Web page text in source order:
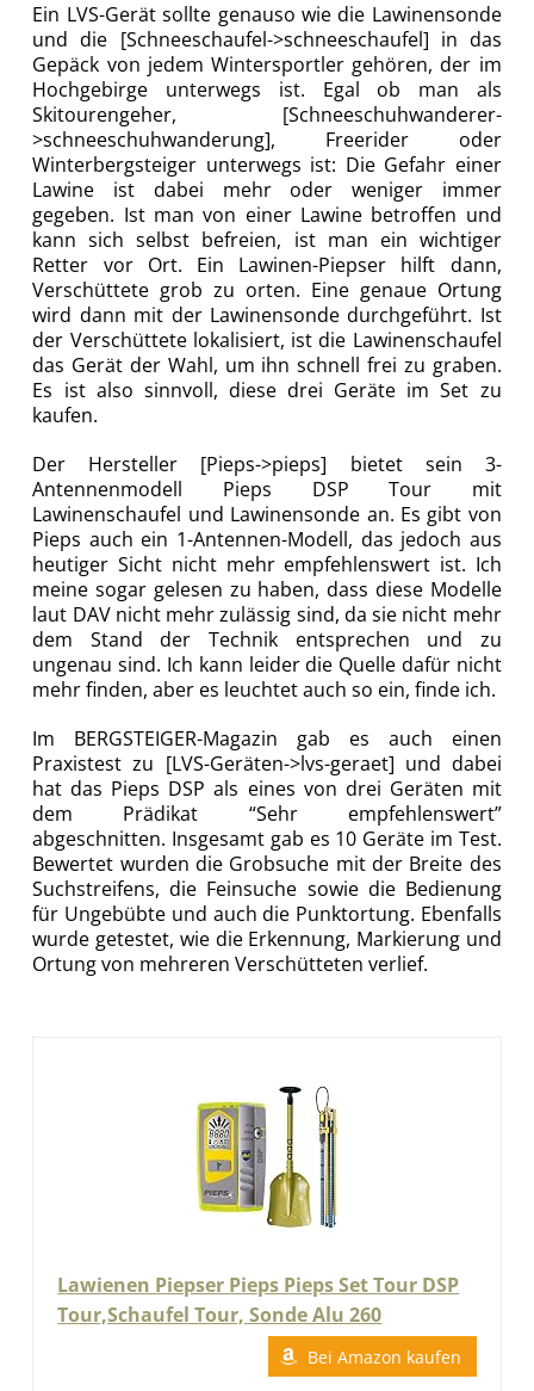
Ein LVS-Gerät sollte genauso wie die Lawinensonde
und die [Schneeschaufel->schneeschaufel] in das
Gepäck von jedem Wintersportler gehören, der im
Hochgebirge unterwegs ist. Egal ob man als
Skitourengeher, [Schneeschuhwanderer-
>schneeschuhwanderung], Freerider oder
Winterbergsteiger unterwegs ist: Die Gefahr einer
Lawine ist dabei mehr oder weniger immer
gegeben. Ist man von einer Lawine betroffen und
kann sich selbst befreien, ist man ein wichtiger
Retter vor Ort. Ein Lawinen-Piepser hilft dann,
Verschüttete grob zu orten. Eine genaue Ortung
wird dann mit der Lawinensonde durchgeführt. Ist
der Verschüttete lokalisiert, ist die Lawinenschaufel
das Gerät der Wahl, um ihn schnell frei zu graben.
Es ist also sinnvoll, diese drei Geräte im Set zu
kaufen.
Der Hersteller [Pieps->pieps] bietet sein 3-
Antennenmodell Pieps DSP Tour mit
Lawinenschaufel und Lawinensonde an. Es gibt von
Pieps auch ein 1-Antennen-Modell, das jedoch aus
heutiger Sicht nicht mehr empfehlenswert ist. Ich
meine sogar gelesen zu haben, dass diese Modelle
laut DAV nicht mehr zulässig sind, da sie nicht mehr
dem Stand der Technik entsprechen und zu
ungenau sind. Ich kann leider die Quelle dafür nicht
mehr finden, aber es leuchtet auch so ein, finde ich.
Im BERGSTEIGER-Magazin gab es auch einen
Praxistest zu [LVS-Geräten->lvs-geraet] und dabei
hat das Pieps DSP als eines von drei Geräten mit
dem Prädikat “Sehr empfehlenswert”
abgeschnitten. Insgesamt gab es 10 Geräte im Test.
Bewertet wurden die Grobsuche mit der Breite des
Suchstreifens, die Feinsuche sowie die Bedienung
für Ungebübte und auch die Punktortung. Ebenfalls
wurde getestet, wie die Erkennung, Markierung und
Ortung von mehreren Verschütteten verlief.
Lawienen Piepser Pieps Pieps Set Tour DSP
Tour,Schaufel Tour, Sonde Alu 260
Bei Amazon kaufen